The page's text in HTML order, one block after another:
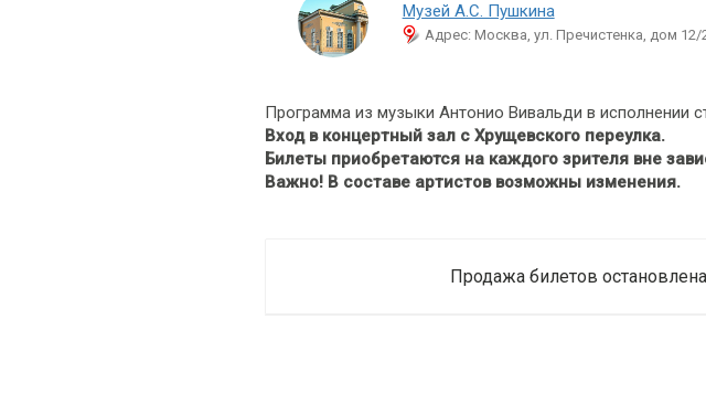
Музей А.С. Пушкина
Адрес: Москва, ул. Пречистенка, дом 12/
Программа из музыки Антонио Вивальди в исполнении
Вход в концертный зал с Хрущевского переулка.
Билеты приобретаются на каждого зрителя вне
Важно! В составе артистов возможны изменения.
Продажа билетов